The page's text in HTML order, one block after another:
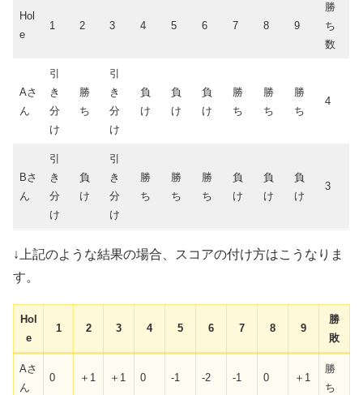
Hol
e
1 2 3 4 5 6 7 8 9
勝
ち
数
Aさ
ん
引
き
分
け
勝
ち
引
き
分
け
負
け
負
け
負
け
勝
ち
勝
ち
勝
ち
4
Bさ
ん
引
き
分
け
負
け
引
き
分
け
勝
ち
勝
ち
勝
ち
負
け
負
け
負
け
3
↓上記のような結果の場合、スコアの付け方はこうなりま
す。
Hol
e
1 2 3 4 5 6 7 8 9
勝
敗
Aさ
ん
0 ＋1 ＋1 0 -1 -2 -1 0 ＋1
勝
ち